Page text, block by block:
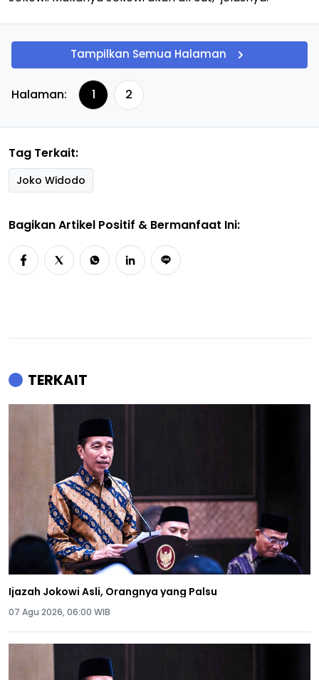
Tampilkan Semua Halaman
Halaman: 1 2
Tag Terkait:
Joko Widodo
Bagikan Artikel Positif & Bermanfaat Ini:
TERKAIT
Ijazah Jokowi Asli, Orangnya yang Palsu
07 Agu 2026, 06:00 WIB